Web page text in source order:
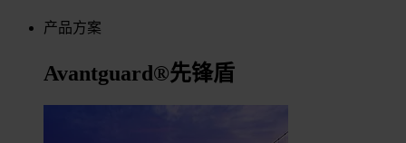
产品方案
Avantguard®先锋盾